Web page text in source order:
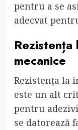
pentru a se
adecvat
mecanice
Rezistența la
este un alt
pentru
se datorează